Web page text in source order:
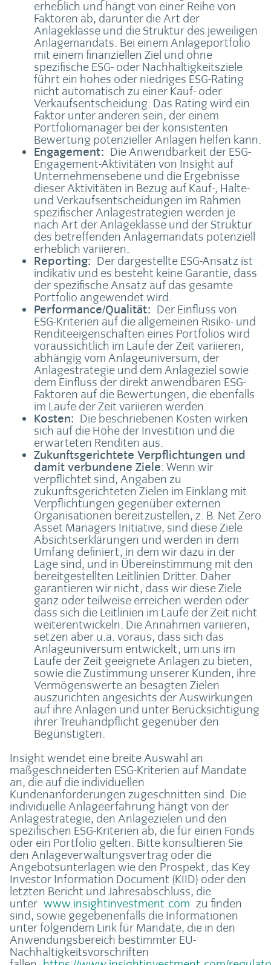
erheblich und hängt von einer Reihe von
Faktoren ab, darunter die Art der
Anlageklasse und die Struktur des jeweiligen
Anlagemandats. Bei einem Anlageportfolio
mit einem finanziellen Ziel und ohne
spezifische ESG- oder Nachhaltigkeitsziele
führt ein hohes oder niedriges ESG-Rating
nicht automatisch zu einer Kauf- oder
Verkaufsentscheidung: Das Rating wird ein
Faktor unter anderen sein, der einem
Portfoliomanager bei der konsistenten
Bewertung potenzieller Anlagen helfen kann.
Engagement: Die Anwendbarkeit der ESG-
Engagement-Aktivitäten von Insight auf
Unternehmensebene und die Ergebnisse
dieser Aktivitäten in Bezug auf Kauf-, Halte-
und Verkaufsentscheidungen im Rahmen
spezifischer Anlagestrategien werden je
nach Art der Anlageklasse und der Struktur
des betreffenden Anlagemandats potenziell
erheblich variieren.
Reporting: Der dargestellte ESG-Ansatz ist
indikativ und es besteht keine Garantie, dass
der spezifische Ansatz auf das gesamte
Portfolio angewendet wird.
Performance/Qualität: Der Einfluss von
ESG-Kriterien auf die allgemeinen Risiko- und
Renditeeigenschaften eines Portfolios wird
voraussichtlich im Laufe der Zeit variieren,
abhängig vom Anlageuniversum, der
Anlagestrategie und dem Anlageziel sowie
dem Einfluss der direkt anwendbaren ESG-
Faktoren auf die Bewertungen, die ebenfalls
im Laufe der Zeit variieren werden.
Kosten: Die beschriebenen Kosten wirken
sich auf die Höhe der Investition und die
erwarteten Renditen aus.
Zukunftsgerichtete Verpflichtungen und
damit verbundene Ziele: Wenn wir
verpflichtet sind, Angaben zu
zukunftsgerichteten Zielen im Einklang mit
Verpflichtungen gegenüber externen
Organisationen bereitzustellen, z. B. Net Zero
Asset Managers Initiative, sind diese Ziele
Absichtserklärungen und werden in dem
Umfang definiert, in dem wir dazu in der
Lage sind, und in Übereinstimmung mit den
bereitgestellten Leitlinien Dritter. Daher
garantieren wir nicht, dass wir diese Ziele
ganz oder teilweise erreichen werden oder
dass sich die Leitlinien im Laufe der Zeit nicht
weiterentwickeln. Die Annahmen variieren,
setzen aber u.a. voraus, dass sich das
Anlageuniversum entwickelt, um uns im
Laufe der Zeit geeignete Anlagen zu bieten,
sowie die Zustimmung unserer Kunden, ihre
Vermögenswerte an besagten Zielen
auszurichten angesichts der Auswirkungen
auf ihre Anlagen und unter Berücksichtigung
ihrer Treuhandpflicht gegenüber den
Begünstigten.
Insight wendet eine breite Auswahl an
maßgeschneiderten ESG-Kriterien auf Mandate
an, die auf die individuellen
Kundenanforderungen zugeschnitten sind. Die
individuelle Anlageerfahrung hängt von der
Anlagestrategie, den Anlagezielen und den
spezifischen ESG-Kriterien ab, die für einen Fonds
oder ein Portfolio gelten. Bitte konsultieren Sie
den Anlageverwaltungsvertrag oder die
Angebotsunterlagen wie den Prospekt, das Key
Investor Information Document (KIID) oder den
letzten Bericht und Jahresabschluss, die
unter www.insightinvestment.com zu finden
sind, sowie gegebenenfalls die Informationen
unter folgendem Link für Mandate, die in den
Anwendungsbereich bestimmter EU-
Nachhaltigkeitsvorschriften